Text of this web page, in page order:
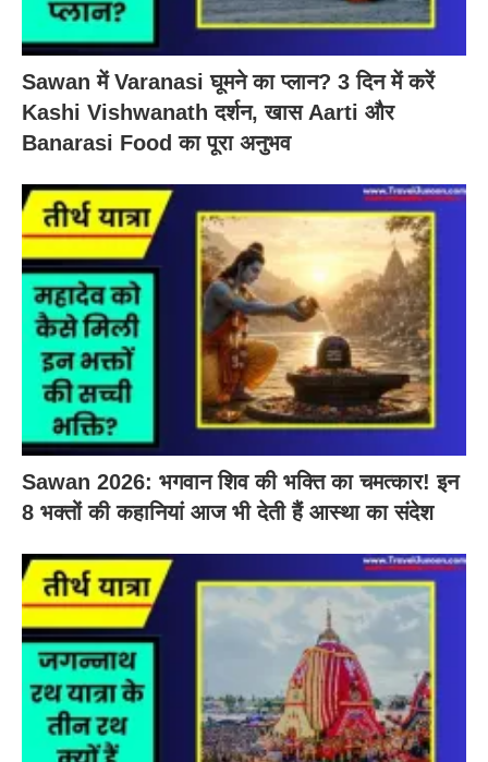
Sawan में Varanasi घूमने का प्लान? 3 दिन में करें
Kashi Vishwanath दर्शन, खास Aarti और
Banarasi Food का पूरा अनुभव
Sawan 2026: भगवान शिव की भक्ति का चमत्कार! इन
8 भक्तों की कहानियां आज भी देती हैं आस्था का संदेश